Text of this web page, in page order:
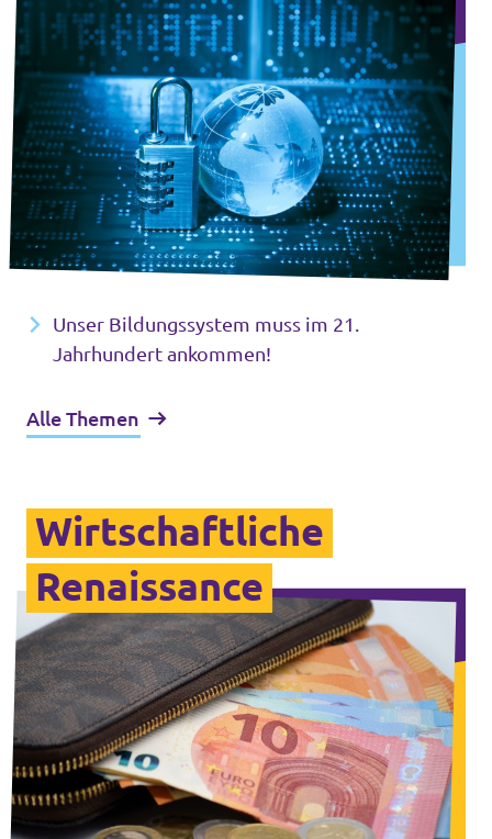
Unser Bildungssystem muss im 21.
Jahrhundert ankommen!
Alle Themen
Wirtschaftliche
Renaissance